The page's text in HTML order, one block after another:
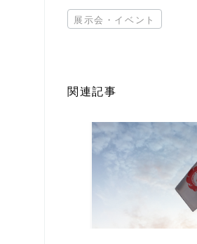
展示会・イベント
関連記事
この記事